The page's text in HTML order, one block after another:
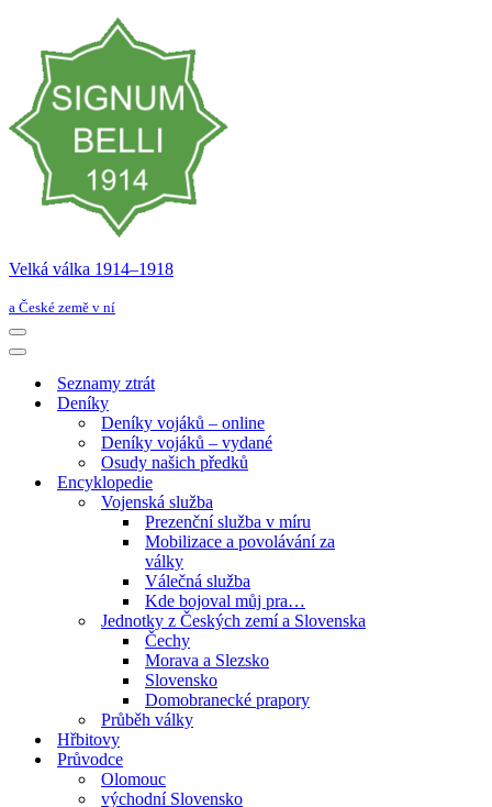
Velká válka 1914–⁠⁠⁠⁠⁠⁠1918
a České země v ní
Navigační
menu
Navigační
Seznamy ztrát
Deníky
Deníky vojáků – online
Deníky vojáků – vydané
Osudy našich předků
Encyklopedie
Vojenská služba
Prezenční služba v míru
Mobilizace a povolávání za
války
Válečná služba
Kde bojoval můj pra…
Jednotky z Českých zemí a Slovenska
Čechy
Morava a Slezsko
Slovensko
Domobranecké prapory
Průběh války
Hřbitovy
Průvodce
Olomouc
východní Slovensko